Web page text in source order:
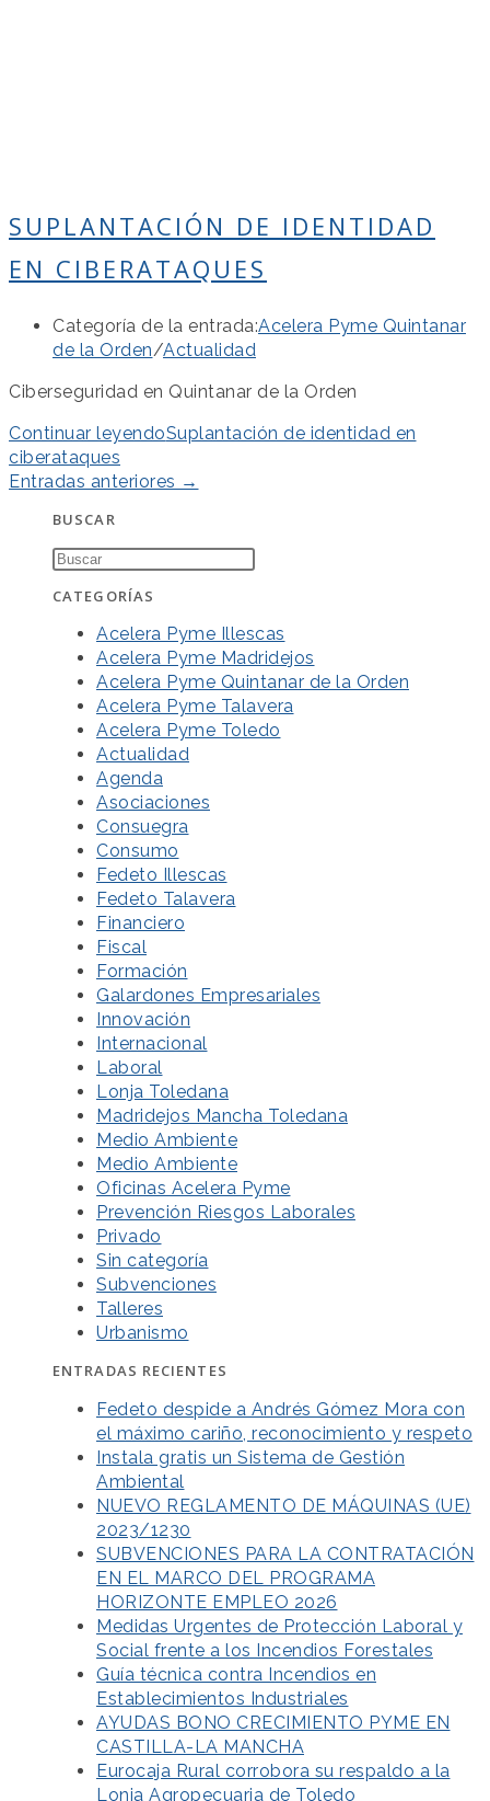
SUPLANTACIÓN DE IDENTIDAD
EN CIBERATAQUES
Categoría de la entrada:Acelera Pyme Quintanar
de la Orden/Actualidad
Ciberseguridad en Quintanar de la Orden
Continuar leyendoSuplantación de identidad en
ciberataques
Entradas anteriores →
BUSCAR
CATEGORÍAS
Acelera Pyme Illescas
Acelera Pyme Madridejos
Acelera Pyme Quintanar de la Orden
Acelera Pyme Talavera
Acelera Pyme Toledo
Actualidad
Agenda
Asociaciones
Consuegra
Consumo
Fedeto Illescas
Fedeto Talavera
Financiero
Fiscal
Formación
Galardones Empresariales
Innovación
Internacional
Laboral
Lonja Toledana
Madridejos Mancha Toledana
Medio Ambiente
Medio Ambiente
Oficinas Acelera Pyme
Prevención Riesgos Laborales
Privado
Sin categoría
Subvenciones
Talleres
Urbanismo
ENTRADAS RECIENTES
Fedeto despide a Andrés Gómez Mora con
el máximo cariño, reconocimiento y respeto
Instala gratis un Sistema de Gestión
Ambiental
NUEVO REGLAMENTO DE MÁQUINAS (UE)
2023/1230
SUBVENCIONES PARA LA CONTRATACIÓN
EN EL MARCO DEL PROGRAMA
HORIZONTE EMPLEO 2026
Medidas Urgentes de Protección Laboral y
Social frente a los Incendios Forestales
Guía técnica contra Incendios en
Establecimientos Industriales
AYUDAS BONO CRECIMIENTO PYME EN
CASTILLA-LA MANCHA
Eurocaja Rural corrobora su respaldo a la
Lonja Agropecuaria de Toledo